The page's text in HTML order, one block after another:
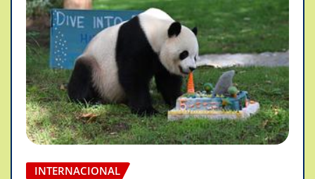
INTERNACIONAL